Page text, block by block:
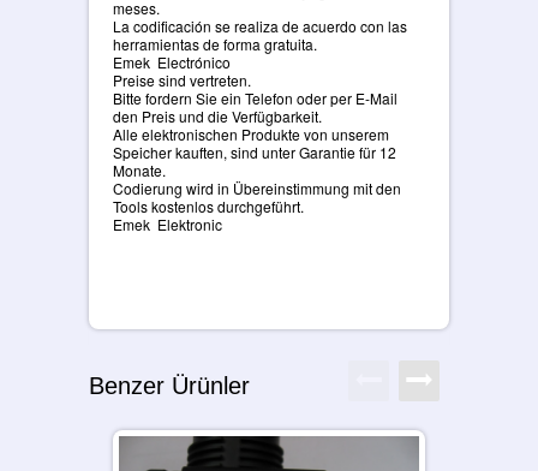
meses.
La codificación se realiza de acuerdo con las
herramientas de forma gratuita.
Emek Electrónico
Preise sind vertreten.
Bitte fordern Sie ein Telefon oder per E-Mail
den Preis und die Verfügbarkeit.
Alle elektronischen Produkte von unserem
Speicher kauften, sind unter Garantie für 12
Monate.
Codierung wird in Übereinstimmung mit den
Tools kostenlos durchgeführt.
Emek Elektronic
Benzer Ürünler